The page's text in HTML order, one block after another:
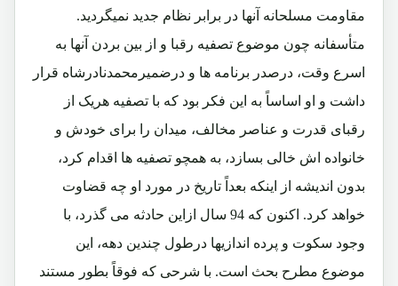
مقاومت مسلحانه آنها در برابر نظام جدید نمیگردید.
متأسفانه چون موضوع تصفیه رقبا و از بین بردن آنها به
اسرع وقت، درصدر برنامه ها و درضمیرمحمدنادرشاه قرار
داشت و او اساساً به این فکر بود که با تصفیه هریک از
رقبای قدرت و عناصر مخالف، میدان را برای خودش و
خانواده اش خالی بسازد، به همچو تصفیه ها اقدام کرد،
بدون اندیشه از اینکه بعداً تاریخ در مورد او چه قضاوت
خواهد کرد. اکنون که 94 سال ازاین حادثه می گذرد، با
وجود سکوت و پرده اندازیها درطول چندین دهه، این
موضوع مطرح بحث است. با شرحی که فوقاً بطور مستند